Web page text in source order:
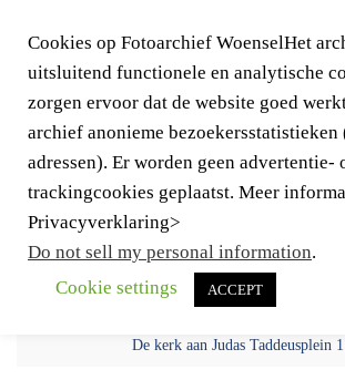
Menno van Coehoornlaan
De kerk aan Judas Taddeusplein 1
Cookies op Fotoarchief WoenselHet
uitsluitend functionele en analytische
zorgen ervoor dat de website goed
archief anonieme bezoekersstatistieken
adressen). Er worden geen advertentie-
trackingcookies geplaatst. Meer
Privacyverklaring>
Do not sell my personal information.
Cookie settings
ACCEPT